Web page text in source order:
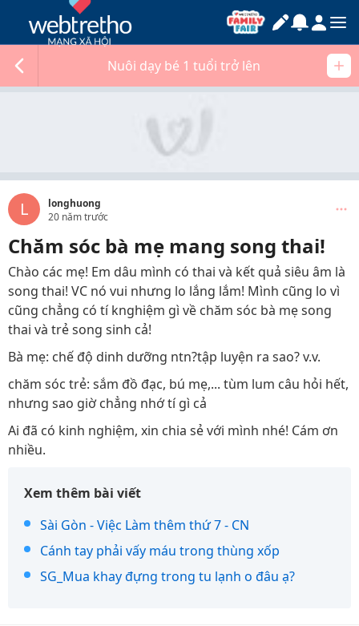
Nuôi dạy bé 1 tuổi trở lên
L
longhuong
20 năm trước
Chăm sóc bà mẹ mang song thai!
Chào các mẹ! Em dâu mình có thai và kết quả siêu âm là
song thai! VC nó vui nhưng lo lắng lắm! Mình cũng lo vì
cũng chẳng có tí knghiệm gì về chăm sóc bà mẹ song
thai và trẻ song sinh cả!
Bà mẹ: chế độ dinh dưỡng ntn?tập luyện ra sao? v.v.
chăm sóc trẻ: sắm đồ đạc, bú mẹ,... tùm lum câu hỏi hết,
nhưng sao giờ chẳng nhớ tí gì cả
Ai đã có kinh nghiệm, xin chia sẻ với mình nhé! Cám ơn
nhiều.
Xem thêm bài viết
Sài Gòn - Việc Làm thêm thứ 7 - CN
Cánh tay phải vấy máu trong thùng xốp
SG_Mua khay đựng trong tu lạnh o đâu ạ?